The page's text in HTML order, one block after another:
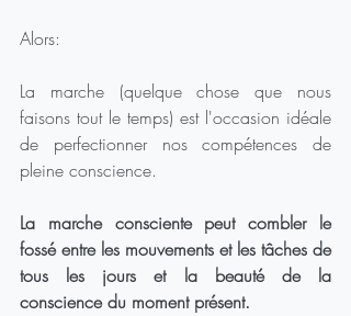
Alors:
La marche (quelque chose que nous
faisons tout le temps) est l'occasion idéale
de perfectionner nos compétences de
pleine conscience.
La marche consciente peut combler le
fossé entre les mouvements et les tâches de
tous les jours et la beauté de la
conscience du moment présent.